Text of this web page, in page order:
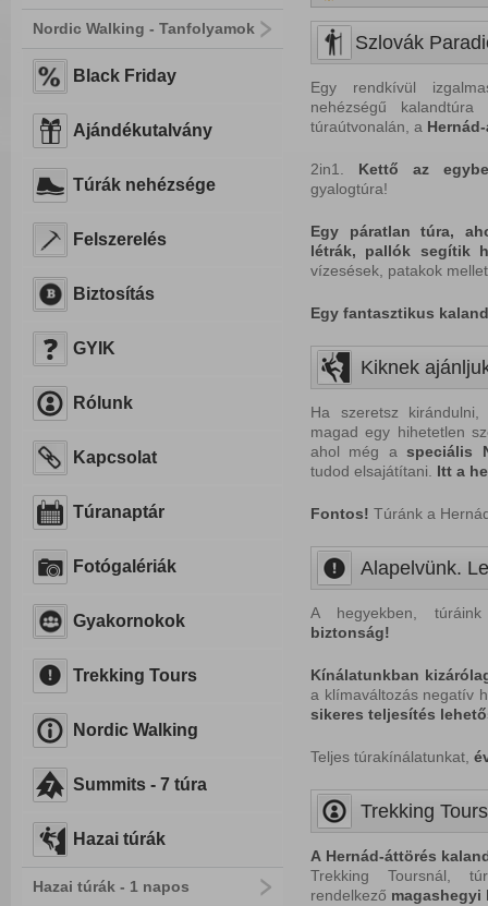
Nordic Walking - Tanfolyamok
Black Friday
Ajándékutalvány
Túrák nehézsége
Felszerelés
Biztosítás
GYIK
Rólunk
Kapcsolat
Túranaptár
Fotógalériák
Gyakornokok
Trekking Tours
Nordic Walking
Summits - 7 túra
Hazai túrák
Hazai túrák - 1 napos
Szlovák
Egy rendkívül
nehézségű
túraútvonalán, a
2in1. Kettő az
gyalogtúra!
Egy páratlan túra,
létrák, pallók segítik
vízesések, patakok
Egy fantasztikus
Kiknek
Ha szeretsz
magad egy hihetetlen
ahol még aspeciális
tudod elsajátítani. Itt a
Fontos! Túránk a
Alapelvünk.
A hegyekben,
biztonság!
Kínálatunkban
a klímaváltozás negatív
sikeres teljesítés
Teljes túrakínálatunkat,
Trekking
A Hernád-áttörés
Trekking Toursnál,
rendelkező magashegyi